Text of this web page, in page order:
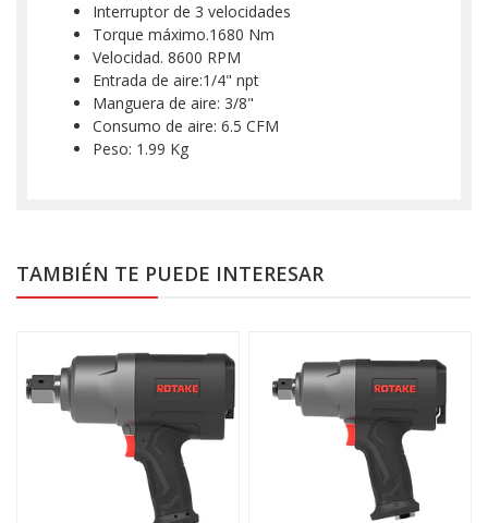
Interruptor de 3 velocidades
Torque máximo.1680 Nm
Velocidad. 8600 RPM
Entrada de aire:1/4" npt
Manguera de aire: 3/8"
Consumo de aire: 6.5 CFM
Peso: 1.99 Kg
TAMBIÉN TE PUEDE INTERESAR